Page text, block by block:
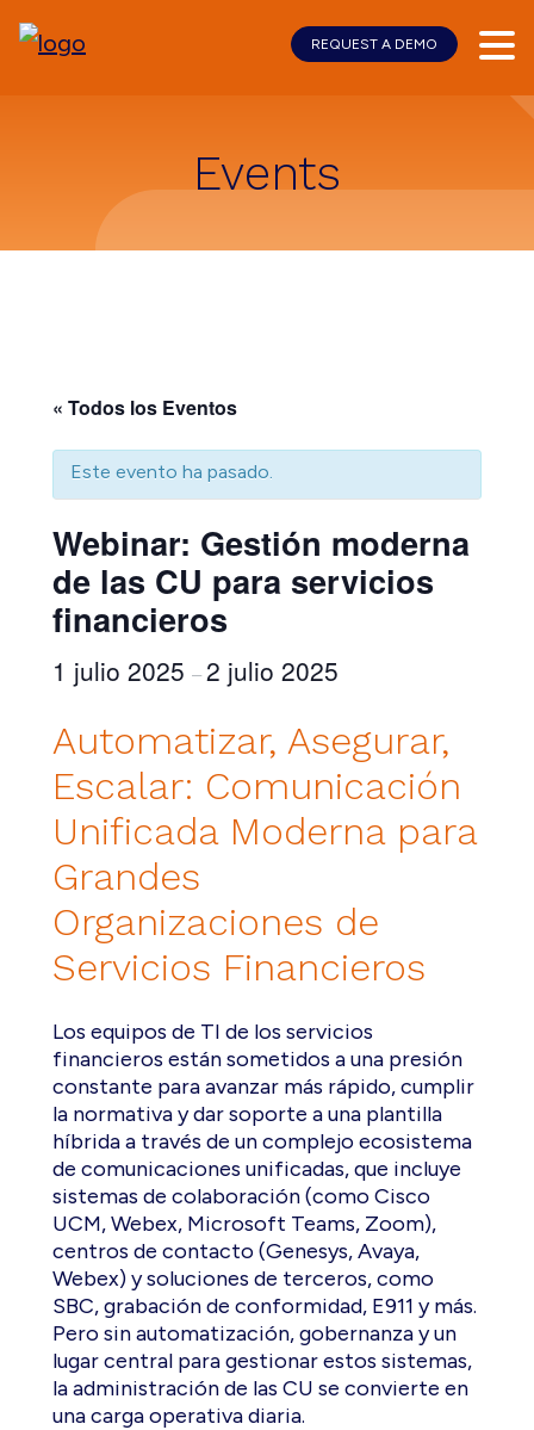
Events
« Todos los Eventos
Este evento ha pasado.
Webinar: Gestión moderna
de las CU para servicios
financieros
1 julio 2025 –2 julio 2025
Automatizar, Asegurar,
Escalar: Comunicación
Unificada Moderna para
Grandes
Organizaciones de
Servicios Financieros
Los equipos de TI de los servicios
financieros están sometidos a una presión
constante para avanzar más rápido, cumplir
la normativa y dar soporte a una plantilla
híbrida a través de un complejo ecosistema
de comunicaciones unificadas, que incluye
sistemas de colaboración (como Cisco
UCM, Webex, Microsoft Teams, Zoom),
centros de contacto (Genesys, Avaya,
Webex) y soluciones de terceros, como
SBC, grabación de conformidad, E911 y más.
Pero sin automatización, gobernanza y un
lugar central para gestionar estos sistemas,
la administración de las CU se convierte en
una carga operativa diaria.
REQUEST A DEMO